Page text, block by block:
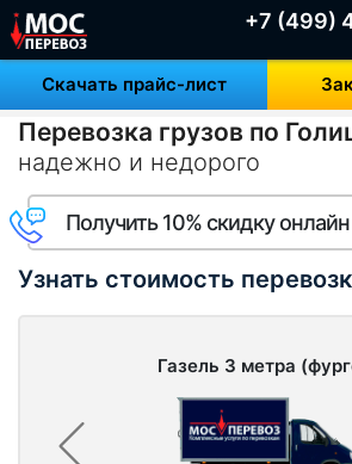
+7 (499)
Скачать прайс-лист
Перевозка грузов по
надежно и недорого
Получить 10% скидку онлайн
Узнать стоимость
Газель 3 метра